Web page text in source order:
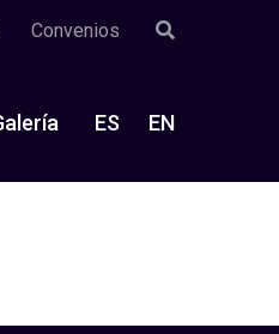
Convenios
ES EN